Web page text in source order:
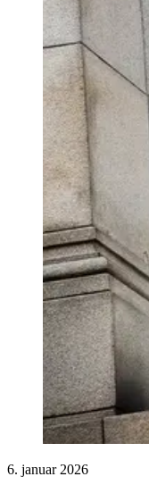
6. januar 2026